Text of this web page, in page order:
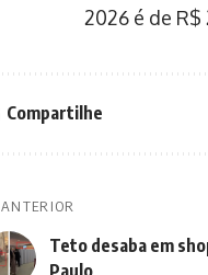
2026 é de
Compartilhe
ANTERIOR
Teto desaba em
Paulo